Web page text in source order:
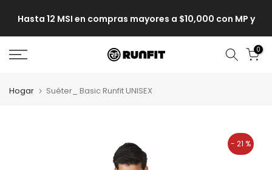
Envíos a todo México 🚚
MP y
0
Hogar Suéter_ Basic Runfit UNISEX
- 21 %